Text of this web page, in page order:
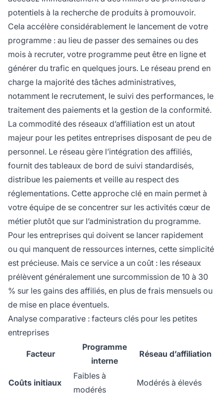
potentiels à la recherche de produits à promouvoir.
Cela accélère considérablement le lancement de votre
programme : au lieu de passer des semaines ou des
mois à recruter, votre programme peut être en ligne et
générer du trafic en quelques jours. Le réseau prend en
charge la majorité des tâches administratives,
notamment le recrutement, le suivi des performances, le
traitement des paiements et la gestion de la conformité.
La commodité des réseaux d’affiliation est un atout
majeur pour les petites entreprises disposant de peu de
personnel. Le réseau gère l’intégration des affiliés,
fournit des tableaux de bord de suivi standardisés,
distribue les paiements et veille au respect des
réglementations. Cette approche clé en main permet à
votre équipe de se concentrer sur les activités cœur de
métier plutôt que sur l’administration du programme.
Pour les entreprises qui doivent se lancer rapidement
ou qui manquent de ressources internes, cette simplicité
est précieuse. Mais ce service a un coût : les réseaux
prélèvent généralement une surcommission de 10 à 30
% sur les gains des affiliés, en plus de frais mensuels ou
de mise en place éventuels.
Analyse comparative : facteurs clés pour les petites
entreprises
Facteur
Programme
interne
Réseau d’affiliation
Coûts initiaux
Faibles à
modérés
Modérés à élevés